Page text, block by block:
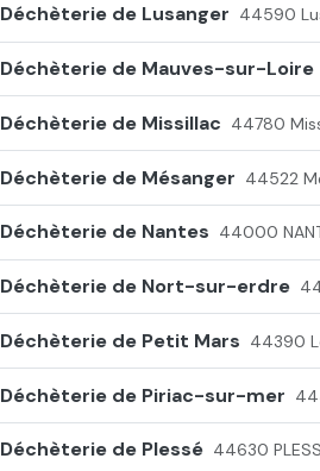
Déchèterie de Lusanger 44590
Déchèterie de Mauves-sur-Loire
Déchèterie de Missillac 44780
Déchèterie de Mésanger 44522
Déchèterie de Nantes 44000
Déchèterie de Nort-sur-erdre
Déchèterie de Petit Mars 44390
Déchèterie de Piriac-sur-mer
Déchèterie de Plessé 44630